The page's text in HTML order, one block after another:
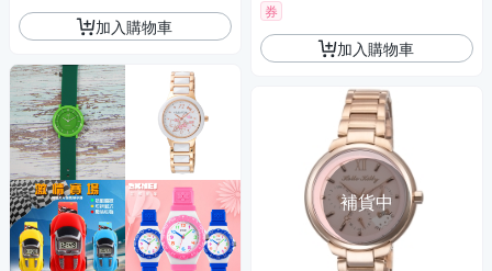
加入購物車
券
加入購物車
補貨中